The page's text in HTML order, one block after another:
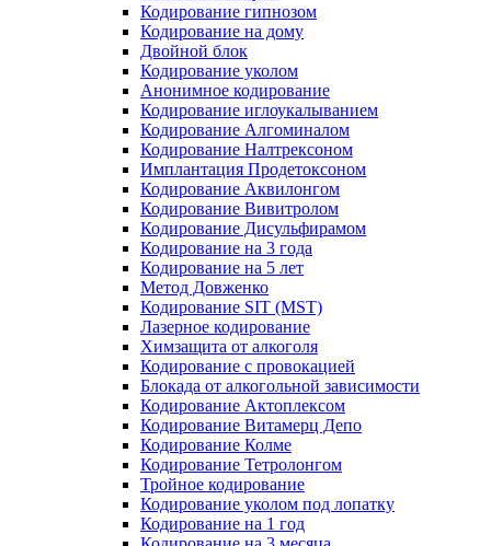
Кодирование гипнозом
Кодирование на дому
Двойной блок
Кодирование уколом
Анонимное кодирование
Кодирование иглоукалыванием
Кодирование Алгоминалом
Кодирование Налтрексоном
Имплантация Продетоксоном
Кодирование Аквилонгом
Кодирование Вивитролом
Кодирование Дисульфирамом
Кодирование на 3 года
Кодирование на 5 лет
Метод Довженко
Кодирование SIT (MST)
Лазерное кодирование
Химзащита от алкоголя
Кодирование с провокацией
Блокада от алкогольной зависимости
Кодирование Актоплексом
Кодирование Витамерц Депо
Кодирование Колме
Кодирование Тетролонгом
Тройное кодирование
Кодирование уколом под лопатку
Кодирование на 1 год